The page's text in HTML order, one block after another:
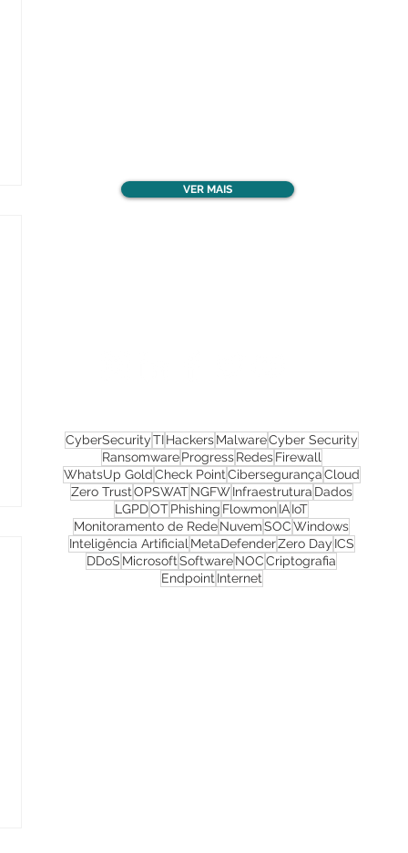
VER MAIS
CyberSecurityTI Hackers MalwareCyber Security
Ransomware Progress Redes Firewall
WhatsUp GoldCheck PointCibersegurançaCloud
Zero TrustOPSWAT NGFW Infraestrutura Dados
LGPDOTPhishing FlowmonIAIoT
Monitoramento de RedeNuvemSOCWindows
Inteligência Artificial MetaDefenderZero Day ICS
DDoS MicrosoftSoftwareNOCCriptografia
Endpoint Internet